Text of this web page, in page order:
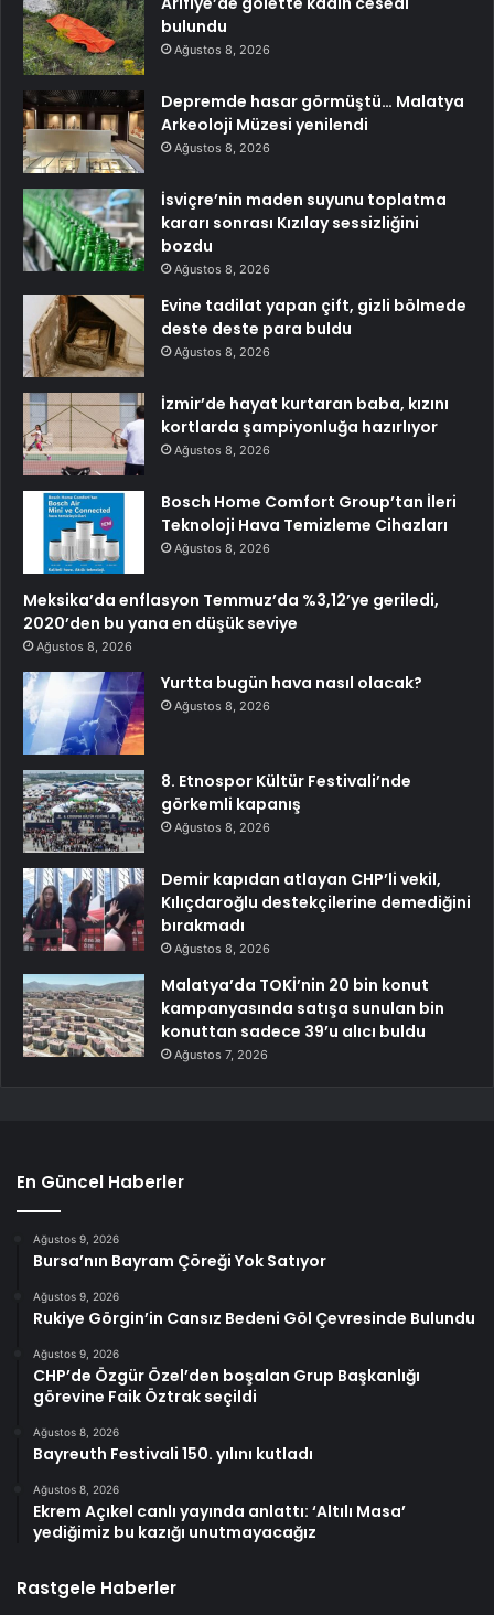
bulundu
Ağustos 8, 2026
Depremde hasar görmüştü… Malatya
Arkeoloji Müzesi yenilendi
Ağustos 8, 2026
İsviçre’nin maden suyunu toplatma
kararı sonrası Kızılay sessizliğini
bozdu
Ağustos 8, 2026
Evine tadilat yapan çift, gizli bölmede
deste deste para buldu
Ağustos 8, 2026
İzmir’de hayat kurtaran baba, kızını
kortlarda şampiyonluğa hazırlıyor
Ağustos 8, 2026
Bosch Home Comfort Group’tan İleri
Teknoloji Hava Temizleme Cihazları
Ağustos 8, 2026
Meksika’da enflasyon Temmuz’da %3,12’ye geriledi,
2020’den bu yana en düşük seviye
Ağustos 8, 2026
Yurtta bugün hava nasıl olacak?
Ağustos 8, 2026
8. Etnospor Kültür Festivali’nde
görkemli kapanış
Ağustos 8, 2026
Demir kapıdan atlayan CHP’li vekil,
Kılıçdaroğlu destekçilerine demediğini
bırakmadı
Ağustos 8, 2026
Malatya’da TOKİ’nin 20 bin konut
kampanyasında satışa sunulan bin
konuttan sadece 39’u alıcı buldu
Ağustos 7, 2026
En Güncel Haberler
Ağustos 9, 2026
Bursa’nın Bayram Çöreği Yok Satıyor
Ağustos 9, 2026
Rukiye Görgin’in Cansız Bedeni Göl Çevresinde Bulundu
Ağustos 9, 2026
CHP’de Özgür Özel’den boşalan Grup Başkanlığı
görevine Faik Öztrak seçildi
Ağustos 8, 2026
Bayreuth Festivali 150. yılını kutladı
Ağustos 8, 2026
Ekrem Açıkel canlı yayında anlattı: ‘Altılı Masa’
yediğimiz bu kazığı unutmayacağız
Rastgele Haberler